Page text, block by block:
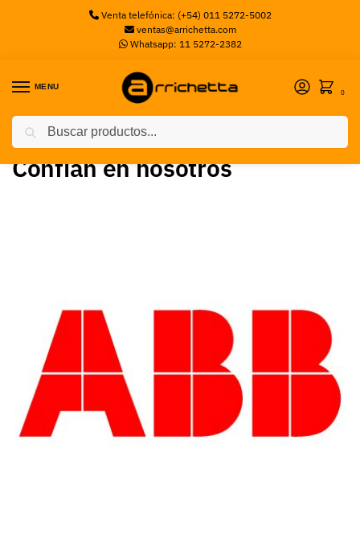
Venta telefónica: (+54) 011 5272-5002
ventas@arrichetta.com
Whatsapp: 11 5272-2382
MENU
0
Inicio Confían en nosotros
Confían en nosotros